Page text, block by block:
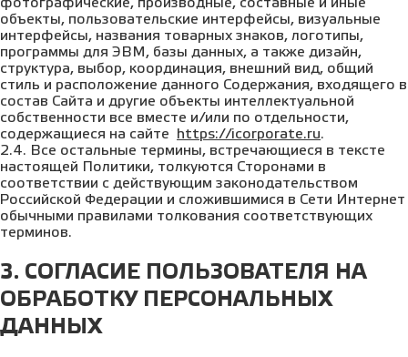
объекты, пользовательские интерфейсы, визуальные
интерфейсы, названия товарных знаков, логотипы,
программы для ЭВМ, базы данных, а также дизайн,
структура, выбор, координация, внешний вид, общий
стиль и расположение данного Содержания, входящего в
состав Сайта и другие объекты интеллектуальной
собственности все вместе и/или по отдельности,
содержащиеся на сайте https://icorporate.ru.
2.4. Все остальные термины, встречающиеся в тексте
настоящей Политики, толкуются Сторонами в
соответствии с действующим законодательством
Российской Федерации и сложившимися в Сети Интернет
обычными правилами толкования соответствующих
терминов.
3. СОГЛАСИЕ ПОЛЬЗОВАТЕЛЯ НА
ОБРАБОТКУ ПЕРСОНАЛЬНЫХ
ДАННЫХ